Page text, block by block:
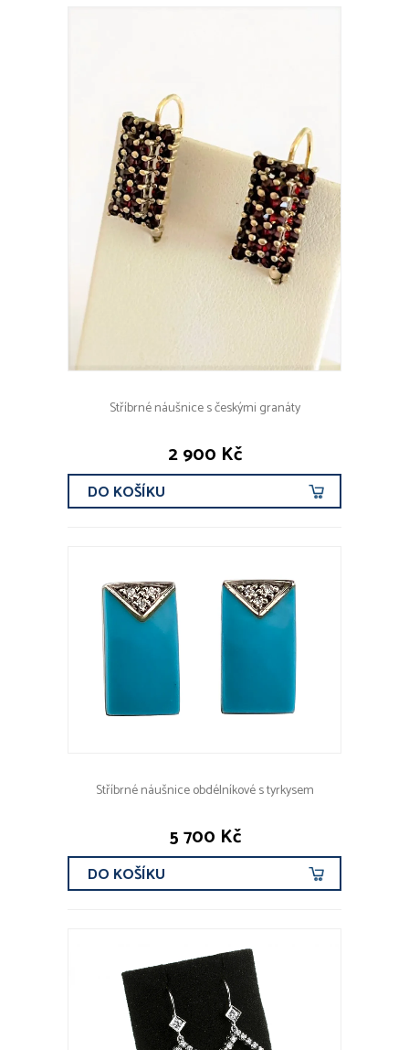
Stříbrné náušnice s českými granáty
2 900 Kč
DO KOŠÍKU
Stříbrné náušnice obdélníkové s tyrkysem
5 700 Kč
DO KOŠÍKU